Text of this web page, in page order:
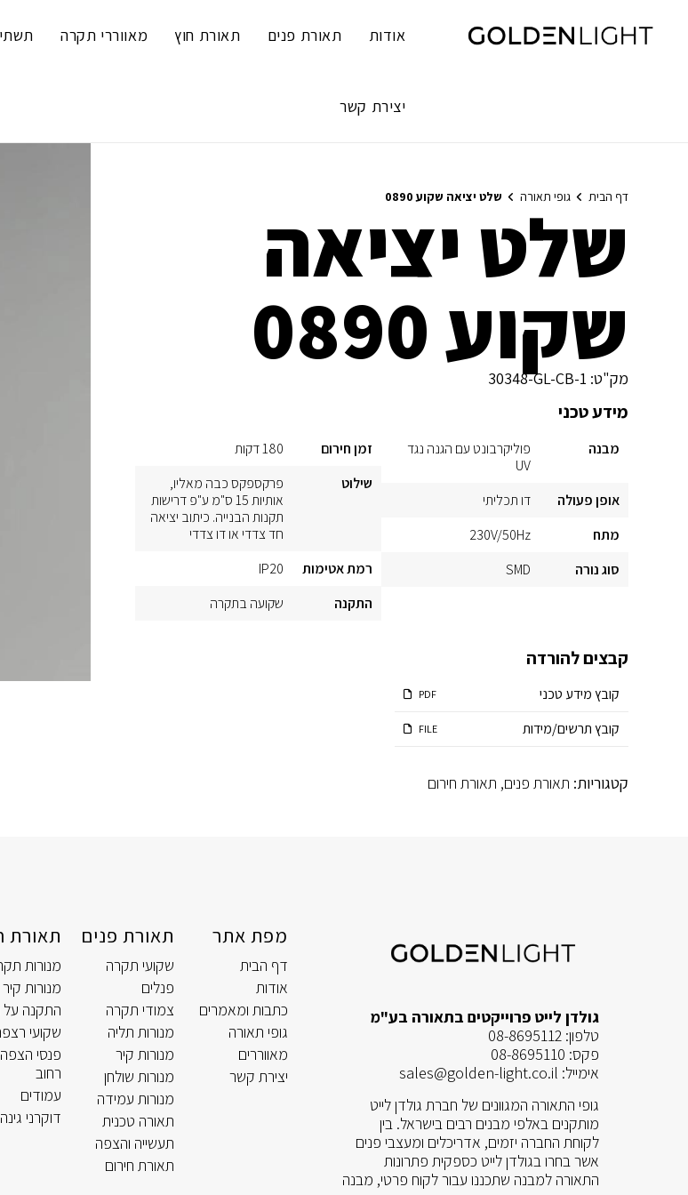
content
אודות תאורת פנים תאורת חוץ מאווררי תקרה
יצירת קשר
דף הבית גופי תאורה שלט יציאה שקוע 0890
שלט יציאה
שקוע 0890
מק"ט: 30348-GL-CB-1
מידע טכני
מבנה
פוליקרבונט עם הגנה נגד
UV
אופן פעולה
דו תכליתי
מתח
230V/50Hz
סוג נורה
SMD
זמן חירום
180 דקות
שילוט
פרקספקס כבה מאליו,
אותיות 15 ס"מ ע"פ דרישות
תקנות הבנייה. כיתוב יציאה
חד צדדי או דו צדדי
רמת אטימות
IP20
התקנה
שקועה בתקרה
קבצים להורדה
קובץ מידע טכני PDF
קובץ תרשים/מידות FILE
קטגוריות: תאורת פנים, תאורת חירום
גולדן לייט פרוייקטים בתאורה בע"מ
טלפון: 08-8695112
פקס: 08-8695110
אימייל: sales@golden-light.co.il
גופי התאורה המגוונים של חברת גולדן לייט
מותקנים באלפי מבנים רבים בישראל. בין
לקוחת החברה יזמים, אדריכלים ומעצבי פנים
אשר בחרו בגולדן לייט כספקית פתרונות
התאורה למבנה שתכננו עבור לקוח פרטי, מבנה
מפת אתר
דף הבית
אודות
כתבות ומאמרים
גופי תאורה
מאווררים
יצירת קשר
תאורת פנים
שקועי תקרה
פנלים
צמודי תקרה
מנורות תליה
מנורות קיר
מנורות שולחן
מנורות עמידה
תאורה טכנית
תעשייה והצפה
תאורת חירום
תאורת
מנורות
מנורות קיר
התקנה על
שקועי
פנסי
רחוב
עמודים
דוקרני גינה